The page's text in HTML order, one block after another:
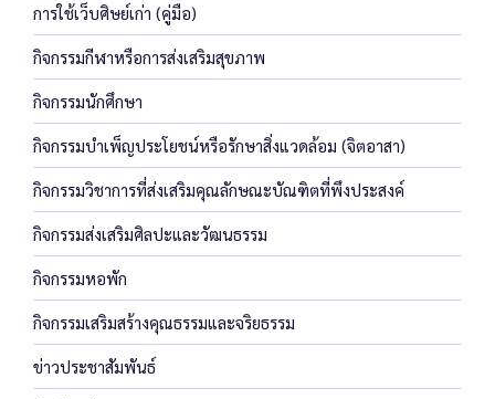
การใช้เว็บศิษย์เก่า (คู่มือ)
กิจกรรมกีฬาหรือการส่งเสริมสุขภาพ
กิจกรรมนักศึกษา
กิจกรรมบำเพ็ญประโยชน์หรือรักษาสิ่งแวดล้อม (จิตอาสา)
กิจกรรมวิชาการที่ส่งเสริมคุณลักษณะบัณฑิตที่พึงประสงค์
กิจกรรมส่งเสริมศิลปะและวัฒนธรรม
กิจกรรมหอพัก
กิจกรรมเสริมสร้างคุณธรรมและจริยธรรม
ข่าวประชาสัมพันธ์